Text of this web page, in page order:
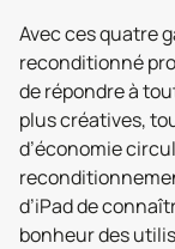
Avec ces quatre
reconditionné
de répondre à
plus créatives,
d’économie
d’iPad de
bonheur des